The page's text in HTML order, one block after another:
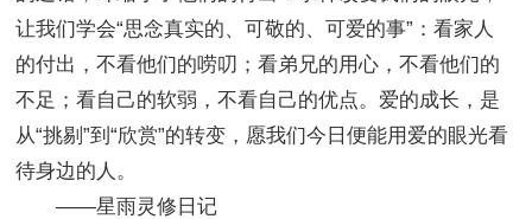
让我们学会“思念真实的、可敬的、可爱的事”：看家人
的付出，不看他们的唠叨；看弟兄的用心，不看他们的
不足；看自己的软弱，不看自己的优点。爱的成长，是
从“挑剔”到“欣赏”的转变，愿我们今日便能用爱的眼光看
待身边的人。
——星雨灵修日记